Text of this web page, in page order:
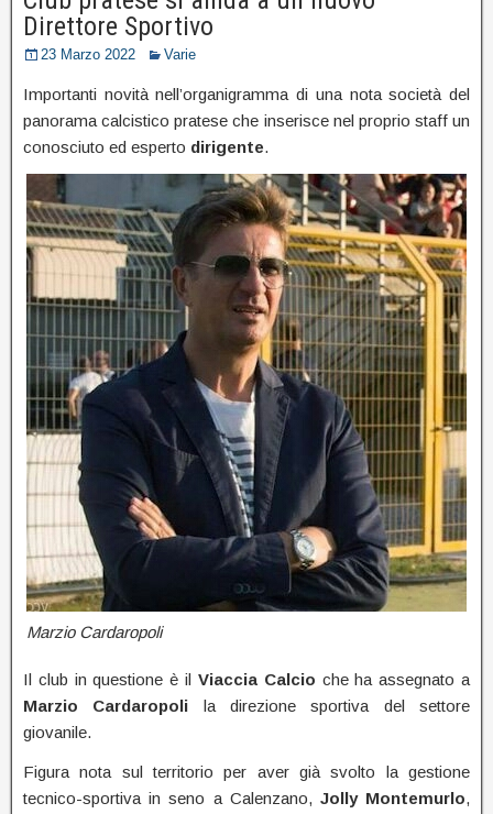
Direttore Sportivo
23 Marzo 2022 Varie
Importanti novità nell’organigramma di una nota società del
panorama calcistico pratese che inserisce nel proprio staff un
conosciuto ed esperto dirigente.
Marzio Cardaropoli
Il club in questione è il Viaccia Calcio che ha assegnato a
Marzio Cardaropoli la direzione sportiva del settore
giovanile.
Figura nota sul territorio per aver già svolto la gestione
tecnico-sportiva in seno a Calenzano, Jolly Montemurlo,